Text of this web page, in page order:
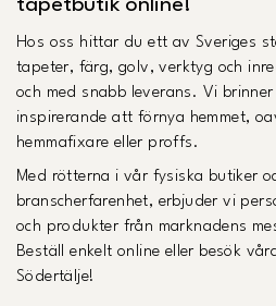
tapetbutik online!
Hos oss hittar du ett av Sveriges
tapeter, färg, golv, verktyg och
och med snabb leverans. Vi
inspirerande att förnya hemmet,
hemmafixare eller proffs.
Med rötterna i vår fysiska butiker
branscherfarenhet, erbjuder vi
och produkter från marknadens
Beställ enkelt online eller besök
Södertälje!